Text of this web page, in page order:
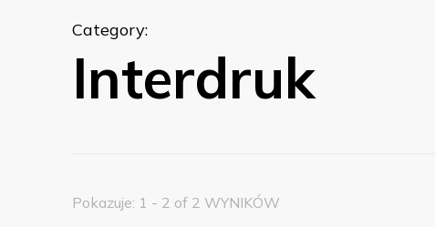
Category:
Interdruk
Pokazuje: 1 - 2 of 2 WYNIKÓW